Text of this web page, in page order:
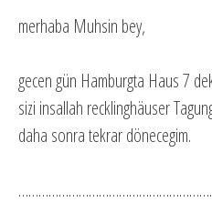
merhaba Muhsin bey,
gecen gün Hamburgta Haus 7
sizi insallah recklinghäuser
daha sonra tekrar dönecegim.